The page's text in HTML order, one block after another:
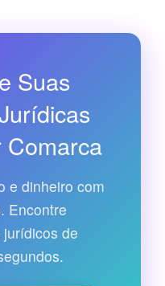
Suas
Comarca
e dinheiro com
Encontre
de